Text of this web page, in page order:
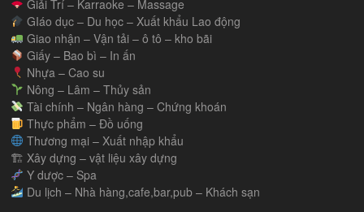
Giải Trí – Karraoke – Massage
GIáo dục – Du học – Xuất khẩu Lao động
Giao nhận – Vận tải – ô tô – kho bãi
Giấy – Bao bì – In ấn
Nhựa – Cao su
Nông – Lâm – Thủy sản
Tài chính – Ngân hàng – Chứng khoán
Thực phẩm – Đồ uống
Thương mại – Xuất nhập khẩu
🏗 Xây dựng – vật liệu xây dựng
Y dược – Spa
Du lịch – Nhà hàng,cafe,bar,pub – Khách sạn